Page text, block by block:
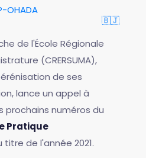
OHADA
🇧🇯
de l'École Régionale
(CRERSUMA),
de ses
lance un appel à
prochains numéros du
Pratique
titre de l'année 2021.